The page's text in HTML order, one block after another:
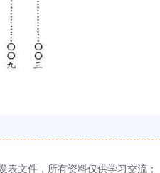
表文件，所有资料仅供学习交流；